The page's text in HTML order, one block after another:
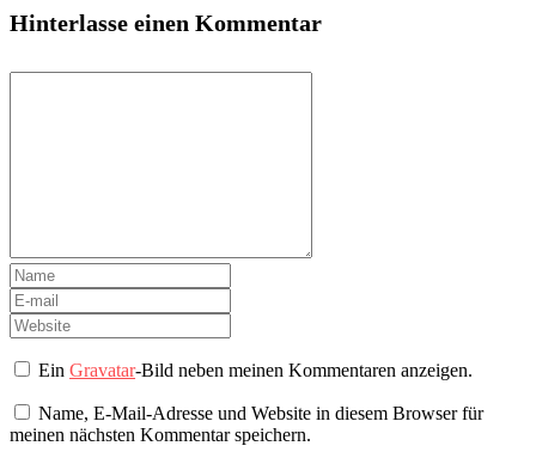
Hinterlasse einen Kommentar
EinGravatar-Bild neben meinen Kommentaren anzeigen.
Name, E-Mail-Adresse und Website in diesem Browser für
meinen nächsten Kommentar speichern.